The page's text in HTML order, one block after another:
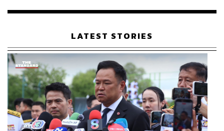
เรือนไทยที่ถูกซุกไว้
LATEST STORIES